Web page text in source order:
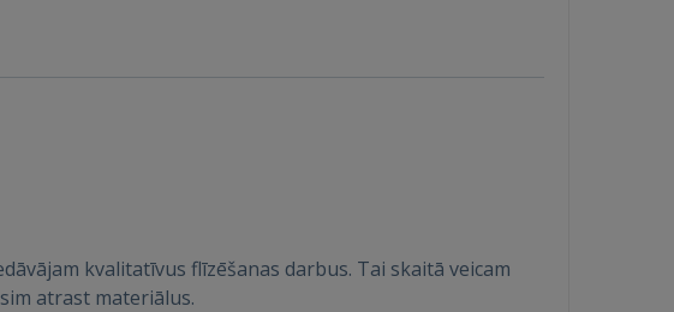
kvalitatīvus flīzēšanas darbus. Tai skaitā veicam
atrast materiālus.